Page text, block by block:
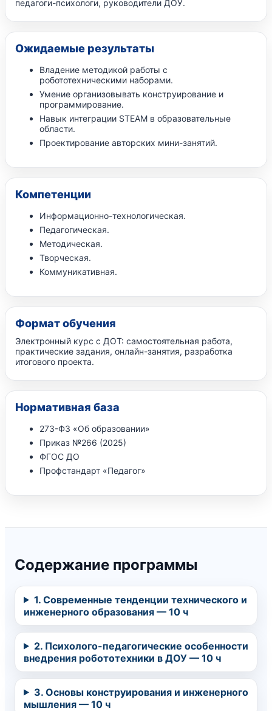
педагоги-психологи, руководители ДОУ.
Ожидаемые результаты
Владение методикой работы с
робототехническими наборами.
Умение организовывать конструирование и
программирование.
Навык интеграции STEAM в образовательные
области.
Проектирование авторских мини-занятий.
Компетенции
Информационно-технологическая.
Педагогическая.
Методическая.
Творческая.
Коммуникативная.
Формат обучения
Электронный курс с ДОТ: самостоятельная работа,
практические задания, онлайн-занятия, разработка
итогового проекта.
Нормативная база
273-ФЗ «Об образовании»
Приказ №266 (2025)
ФГОС ДО
Профстандарт «Педагог»
Содержание программы
1. Современные тенденции технического и
инженерного образования — 10 ч
2. Психолого-педагогические особенности
внедрения робототехники в ДОУ — 10 ч
3. Основы конструирования и инженерного
мышления — 10 ч